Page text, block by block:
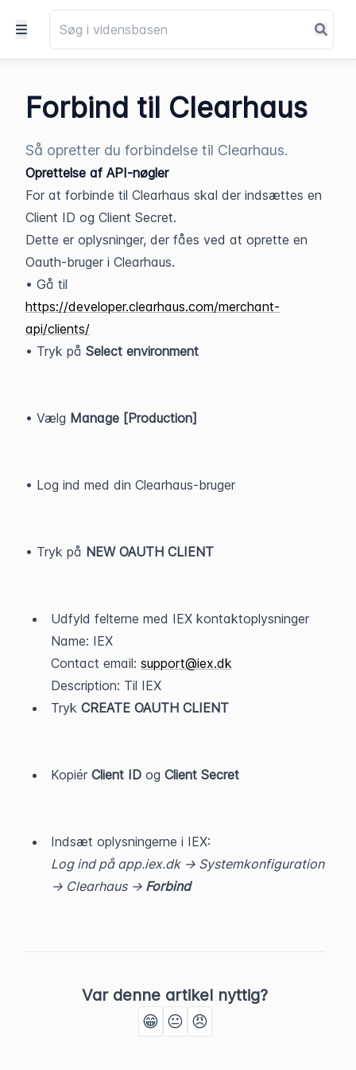
Forbind til Clearhaus
Så opretter du forbindelse til Clearhaus.
Oprettelse af API-nøgler
For at forbinde til Clearhaus skal der indsættes en
Client ID og Client Secret.
Dette er oplysninger, der fåes ved at oprette en
Oauth-bruger i Clearhaus.
https://developer.clearhaus.com/merchant-
api/clients/
• Tryk på Select environment
• Vælg Manage [Production]
• Log ind med din Clearhaus-bruger
• Tryk på NEW OAUTH CLIENT
Udfyld felterne med IEX kontaktoplysninger
Name: IEX
Contact email: support@iex.dk
Description: Til IEX
Tryk CREATE OAUTH CLIENT
Kopiér Client ID og Client Secret
Indsæt oplysningerne i IEX:
Log ind på app.iex.dk -> Systemkonfiguration
-> Clearhaus -> Forbind
Var denne artikel nyttig?
😁 😐 😠